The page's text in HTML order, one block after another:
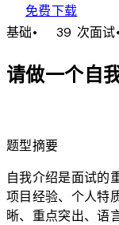
免费下载
基础• 39 次面试•
请做一个自
题型摘要
自我介绍是面试的
项目经验、个人特
晰、重点突出、语